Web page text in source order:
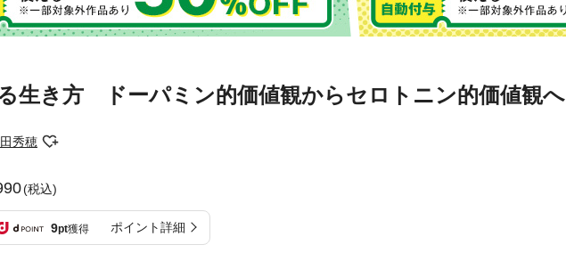
生き方 ドーパミン的価値観からセロトニン的価値観へ
秀穂
(税込)
9pt獲得 ポイント詳細